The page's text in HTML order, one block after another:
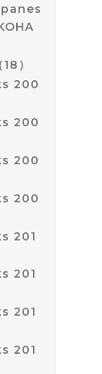
）
200
200
200
200
201
201
201
201